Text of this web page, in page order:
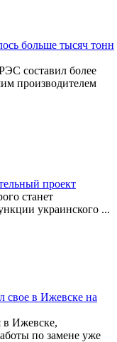
больше тысяч тонн
составил более
производителем
проект
станет
украинского ...
свое в Ижевске на
в Ижевске,
по замене уже